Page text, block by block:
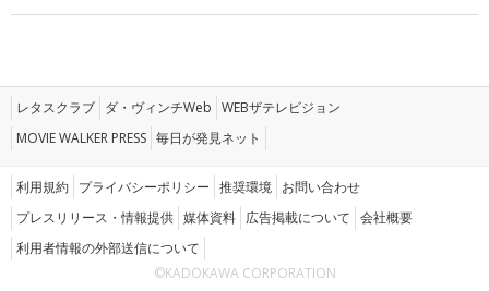
レタスクラブ ダ・ヴィンチWeb WEBザテレビジョン
MOVIE WALKER PRESS 毎日が発見ネット
利用規約 プライバシーポリシー 推奨環境 お問い合わせ
プレスリリース・情報提供 媒体資料 広告掲載について 会社概要
利用者情報の外部送信について
©KADOKAWA CORPORATION